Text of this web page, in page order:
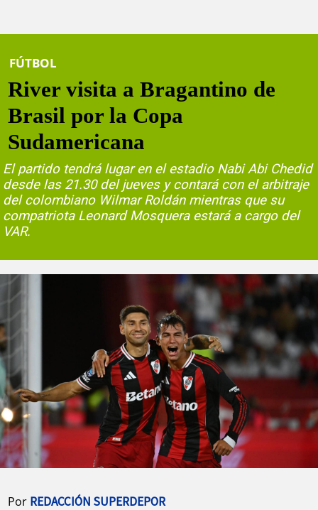
FÚTBOL
River visita a Bragantino de
Brasil por la Copa
Sudamericana
El partido tendrá lugar en el estadio Nabi Abi Chedid
desde las 21.30 del jueves y contará con el arbitraje
del colombiano Wilmar Roldán mientras que su
compatriota Leonard Mosquera estará a cargo del
VAR.
Por REDACCIÓN SUPERDEPOR